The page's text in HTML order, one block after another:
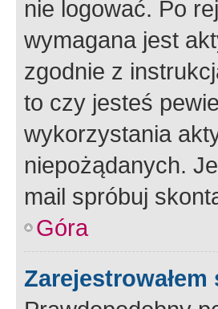
nie logować. Po
wymagana jest
zgodnie z
to czy jesteś
wykorzystania
niepożądanych.
mail spróbuj
Góra